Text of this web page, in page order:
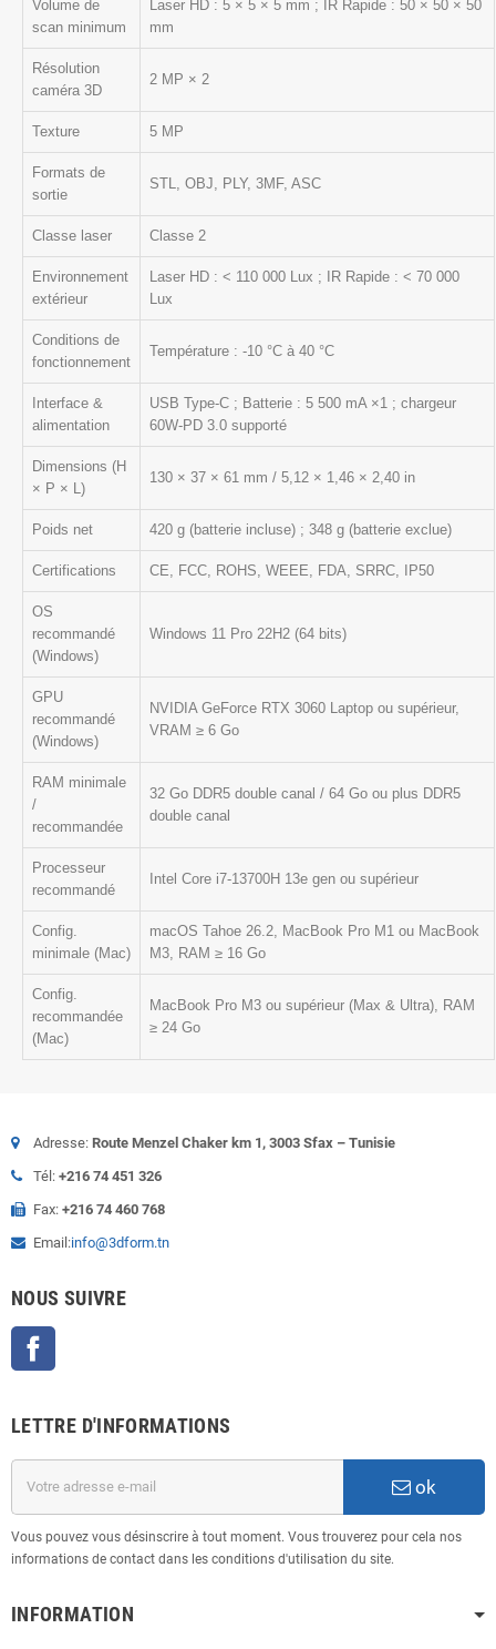
Volume de
scan minimum
Laser HD : 5 × 5 × 5 mm ; IR Rapide : 50 × 50 × 50
mm
Résolution
caméra 3D
2 MP × 2
Texture 5 MP
Formats de
sortie
STL, OBJ, PLY, 3MF, ASC
Classe laser Classe 2
Environnement
extérieur
Laser HD : < 110 000 Lux ; IR Rapide : < 70 000
Lux
Conditions de
fonctionnement
Température : -10 °C à 40 °C
Interface &
alimentation
USB Type‑C ; Batterie : 5 500 mA ×1 ; chargeur
60W‑PD 3.0 supporté
Dimensions (H
× P × L)
130 × 37 × 61 mm / 5,12 × 1,46 × 2,40 in
Poids net 420 g (batterie incluse) ; 348 g (batterie exclue)
Certifications CE, FCC, ROHS, WEEE, FDA, SRRC, IP50
OS
recommandé
(Windows)
Windows 11 Pro 22H2 (64 bits)
GPU
recommandé
(Windows)
NVIDIA GeForce RTX 3060 Laptop ou supérieur,
VRAM ≥ 6 Go
RAM minimale
/
recommandée
32 Go DDR5 double canal / 64 Go ou plus DDR5
double canal
Processeur
recommandé
Intel Core i7‑13700H 13e gen ou supérieur
Config.
minimale (Mac)
macOS Tahoe 26.2, MacBook Pro M1 ou MacBook
M3, RAM ≥ 16 Go
Config.
recommandée
(Mac)
MacBook Pro M3 ou supérieur (Max & Ultra), RAM
≥ 24 Go
Adresse: Route Menzel Chaker km 1, 3003 Sfax – Tunisie
Tél: +216 74 451 326
Fax: +216 74 460 768
Email:info@3dform.tn
NOUS SUIVRE
LETTRE D'INFORMATIONS
ok
Vous pouvez vous désinscrire à tout moment. Vous trouverez pour cela nos
informations de contact dans les conditions d'utilisation du site.
INFORMATION